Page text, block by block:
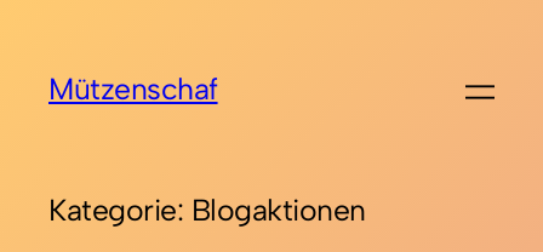
springen
Mützenschaf
Kategorie: Blogaktionen